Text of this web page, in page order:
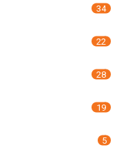
34
22
28
19
5